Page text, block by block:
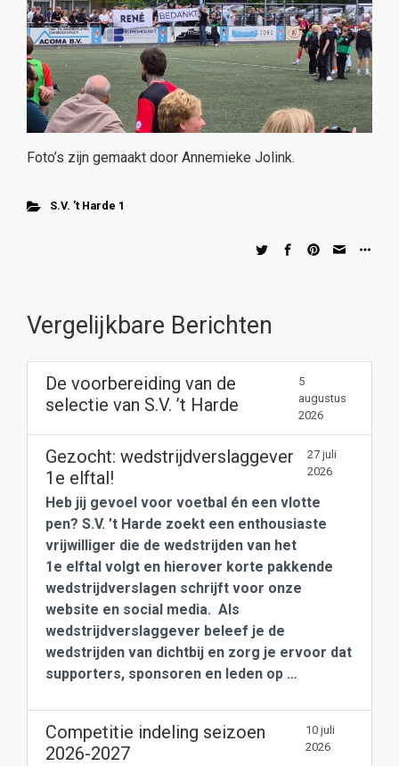
Foto’s zijn gemaakt door Annemieke Jolink.
S.V. 't Harde 1
Vergelijkbare Berichten
De voorbereiding van de
selectie van S.V. ’t Harde
5
augustus
2026
Gezocht: wedstrijdverslaggever
1e elftal!
27 juli
2026
Heb jij gevoel voor voetbal én een vlotte
pen? S.V. ’t Harde zoekt een enthousiaste
vrijwilliger die de wedstrijden van het
1e elftal volgt en hierover korte pakkende
wedstrijdverslagen schrijft voor onze
website en social media. Als
wedstrijdverslaggever beleef je de
wedstrijden van dichtbij en zorg je ervoor dat
supporters, sponsoren en leden op …
Competitie indeling seizoen
2026-2027
10 juli
2026